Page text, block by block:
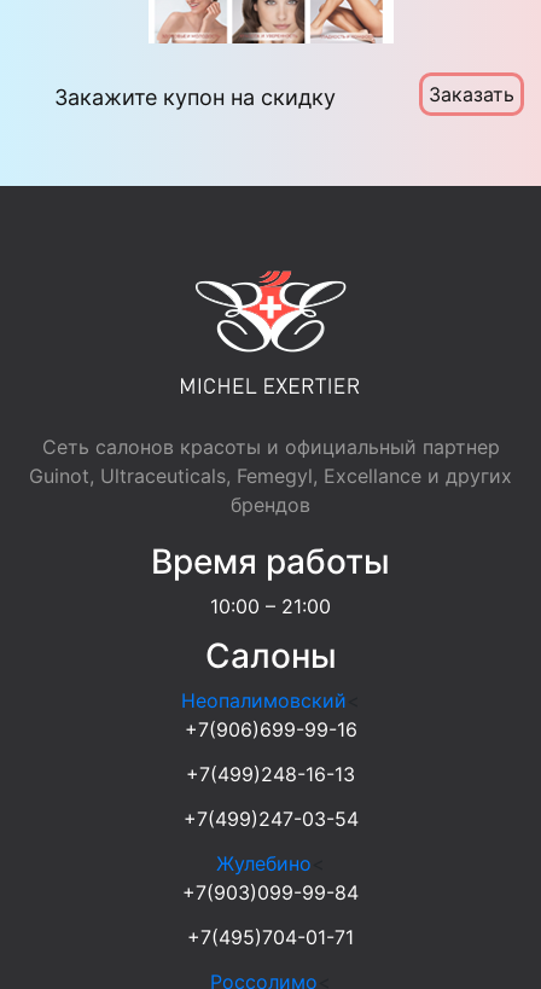
Закажите купон на скидку Заказать
Сеть салонов красоты и официальный партнер
Guinot, Ultraceuticals, Femegyl, Excellance и других
брендов
Время работы
10:00 – 21:00
Салоны
Неопалимовский
+7(906)699-99-16
+7(499)248-16-13
+7(499)247-03-54
Жулебино
+7(903)099-99-84
+7(495)704-01-71
Россолимо